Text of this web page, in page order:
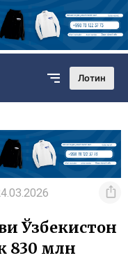
Лотин
Ўзбекистон
830 млн